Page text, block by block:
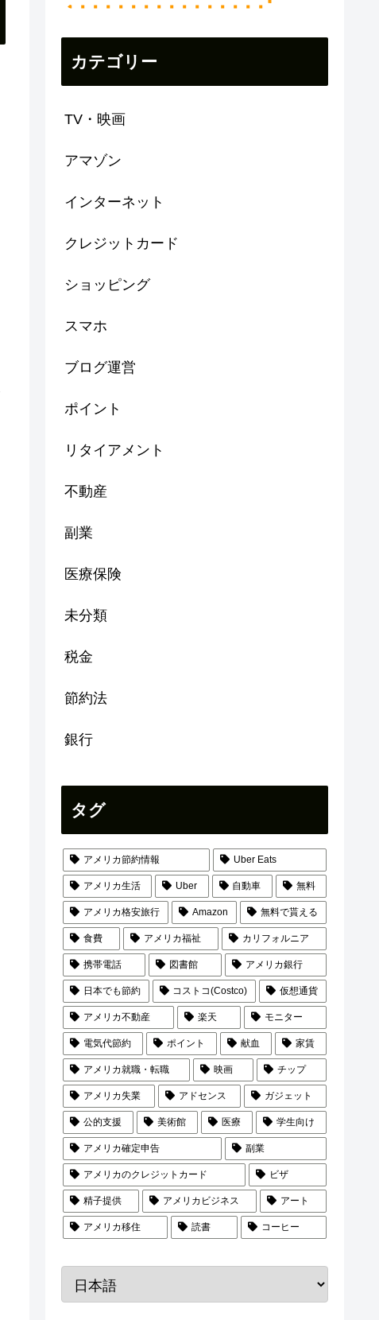
カテゴリー
TV・映画
アマゾン
インターネット
クレジットカード
ショッピング
スマホ
ブログ運営
ポイント
リタイアメント
不動産
副業
医療保険
未分類
税金
節約法
銀行
タグ
アメリカ節約情報 Uber Eats
アメリカ生活 Uber 自動車 無料
アメリカ格安旅行 Amazon 無料で貰える
食費 アメリカ福祉 カリフォルニア
携帯電話 図書館 アメリカ銀行
日本でも節約 コストコ(Costco) 仮想通貨
アメリカ不動産 楽天 モニター
電気代節約 ポイント 献血 家賃
アメリカ就職・転職 映画 チップ
アメリカ失業 アドセンス ガジェット
公的支援 美術館 医療 学生向け
アメリカ確定申告 副業
アメリカのクレジットカード ビザ
精子提供 アメリカビジネス アート
アメリカ移住 読書 コーヒー